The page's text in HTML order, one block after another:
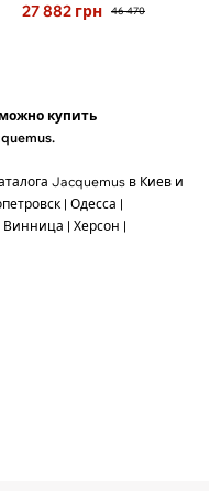
27 882 грн 46 470
купить
Jacquemus в Киев и
| Одесса |
| Херсон |